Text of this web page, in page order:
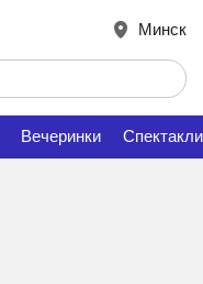
Минск
Вечеринки Спектакли